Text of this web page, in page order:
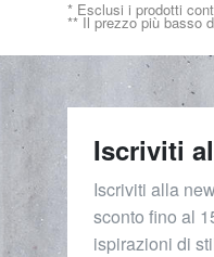
* Esclusi i prodotti
** Il prezzo più basso
Iscriviti
Iscriviti alla
sconto fino al
ispirazioni di